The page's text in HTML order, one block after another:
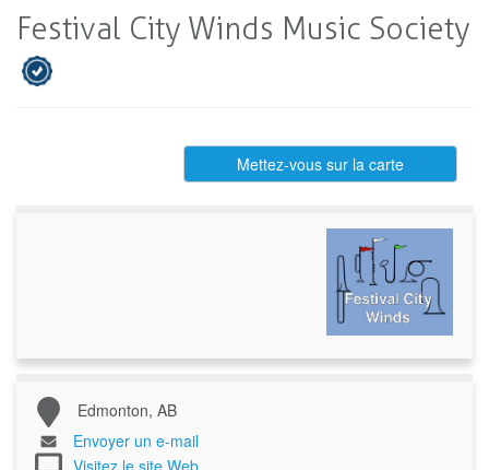
Festival City Winds Music Society
Mettez-vous sur la carte
Edmonton, AB
Envoyer un e-mail
Visitez le site Web